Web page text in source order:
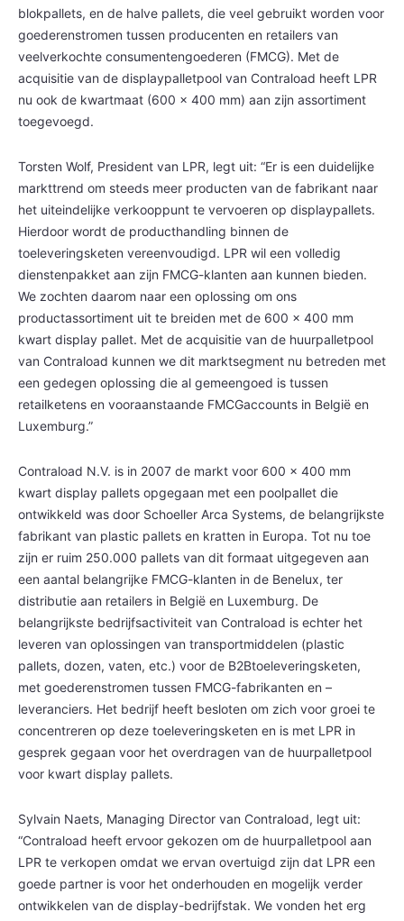
blokpallets, en de halve pallets, die veel gebruikt worden voor
goederenstromen tussen producenten en retailers van
veelverkochte consumentengoederen (FMCG). Met de
acquisitie van de displaypalletpool van Contraload heeft LPR
nu ook de kwartmaat (600 x 400 mm) aan zijn assortiment
toegevoegd.
Torsten Wolf, President van LPR, legt uit: “Er is een duidelijke
markttrend om steeds meer producten van de fabrikant naar
het uiteindelijke verkooppunt te vervoeren op displaypallets.
Hierdoor wordt de producthandling binnen de
toeleveringsketen vereenvoudigd. LPR wil een volledig
dienstenpakket aan zijn FMCG-klanten aan kunnen bieden.
We zochten daarom naar een oplossing om ons
productassortiment uit te breiden met de 600 x 400 mm
kwart display pallet. Met de acquisitie van de huurpalletpool
van Contraload kunnen we dit marktsegment nu betreden met
een gedegen oplossing die al gemeengoed is tussen
retailketens en vooraanstaande FMCGaccounts in België en
Luxemburg.”
Contraload N.V. is in 2007 de markt voor 600 x 400 mm
kwart display pallets opgegaan met een poolpallet die
ontwikkeld was door Schoeller Arca Systems, de belangrijkste
fabrikant van plastic pallets en kratten in Europa. Tot nu toe
zijn er ruim 250.000 pallets van dit formaat uitgegeven aan
een aantal belangrijke FMCG-klanten in de Benelux, ter
distributie aan retailers in België en Luxemburg. De
belangrijkste bedrijfsactiviteit van Contraload is echter het
leveren van oplossingen van transportmiddelen (plastic
pallets, dozen, vaten, etc.) voor de B2Btoeleveringsketen,
met goederenstromen tussen FMCG-fabrikanten en –
leveranciers. Het bedrijf heeft besloten om zich voor groei te
concentreren op deze toeleveringsketen en is met LPR in
gesprek gegaan voor het overdragen van de huurpalletpool
voor kwart display pallets.
Sylvain Naets, Managing Director van Contraload, legt uit:
“Contraload heeft ervoor gekozen om de huurpalletpool aan
LPR te verkopen omdat we ervan overtuigd zijn dat LPR een
goede partner is voor het onderhouden en mogelijk verder
ontwikkelen van de display-bedrijfstak. We vonden het erg